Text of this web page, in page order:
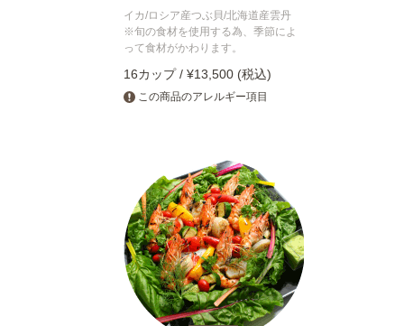
イカ/ロシア産つぶ貝/北海道産雲丹
※旬の食材を使用する為、季節によ
って食材がかわります。
16カップ / ¥13,500 (税込)
この商品のアレルギー項目